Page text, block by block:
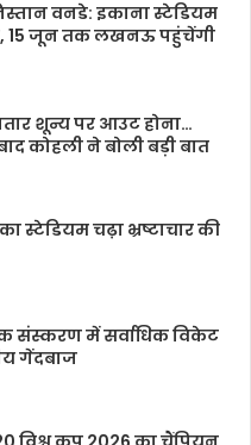
वनडे: इकाना स्टेडियम
15 जून तक लखनऊ पहुंचेंगी
शून्य पर आउट होना…
कोहली ने बोली बड़ी बात
स्टेडियम चढ़ा भ्रष्टाचार की
संस्करण में सर्वाधिक विकेट
गेंदबाज